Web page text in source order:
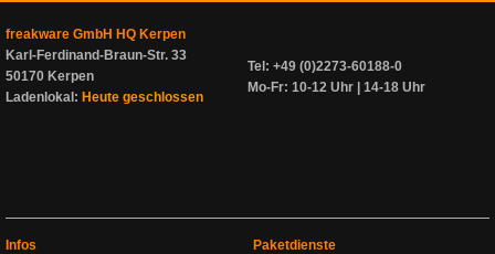
freakware GmbH HQ Kerpen
Karl-Ferdinand-Braun-Str. 33
50170 Kerpen
Ladenlokal: Heute geschlossen
Tel: +49 (0)2273-60188-0
Mo-Fr: 10-12 Uhr | 14-18 Uhr
Infos
Paketdienste